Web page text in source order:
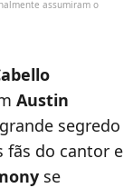
assumiram o
Austin
segredo
fãs do cantor e
se